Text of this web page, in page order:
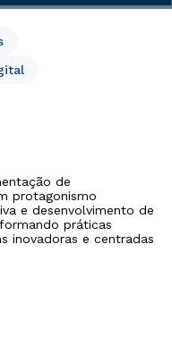
de
protagonismo
e desenvolvimento de
práticas
inovadoras e centradas